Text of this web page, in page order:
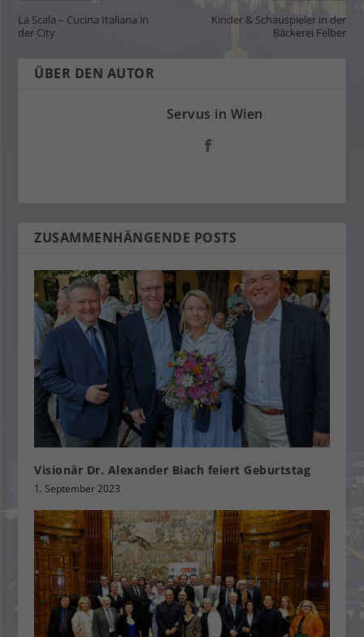
La Scala – Cucina Italiana in
der City
Kinder & Schauspieler in der
Bäckerei Felber
ÜBER DEN AUTOR
Servus in Wien
ZUSAMMENHÄNGENDE POSTS
Visionär Dr. Alexander Biach feiert Geburtstag
1. September 2023